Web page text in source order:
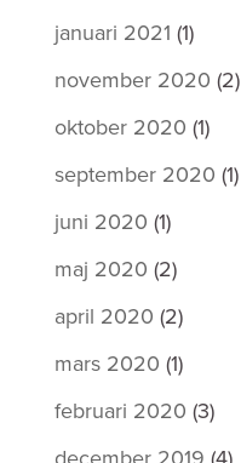
januari 2021 (1)
november 2020 (2)
oktober 2020 (1)
september 2020 (1)
juni 2020 (1)
maj 2020 (2)
april 2020 (2)
mars 2020 (1)
februari 2020 (3)